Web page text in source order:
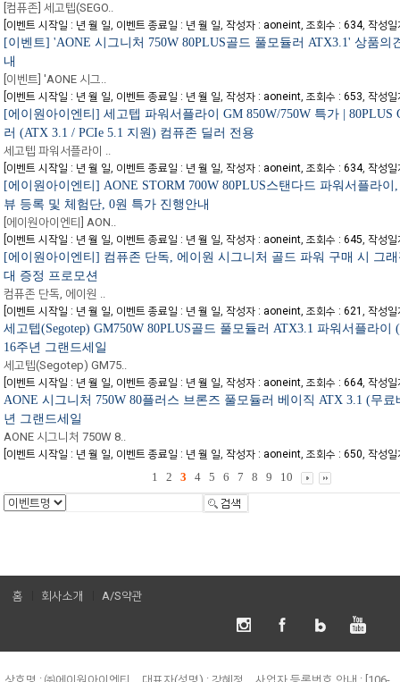
[컴퓨존] 세고텝(SEGO..
이벤트 시작일 : 년 월 일, 이벤트 종료일 : 년 월 일,작성자 : aoneint,조회수 : 634,작성
[이벤트] 'AONE 시그니처 750W 80PLUS골드 풀모듈러 ATX3.1' 상품의
내
[이벤트] 'AONE 시그..
이벤트 시작일 : 년 월 일, 이벤트 종료일 : 년 월 일,작성자 : aoneint,조회수 : 653,작성
[에이원아이엔티] 세고텝 파워서플라이 GM 850W/750W 특가 | 80PLUS
러 (ATX 3.1 / PCIe 5.1 지원) 컴퓨존 딜러 전용
세고텝 파워서플라이 ..
이벤트 시작일 : 년 월 일, 이벤트 종료일 : 년 월 일,작성자 : aoneint,조회수 : 634,작성
[에이원아이엔티] AONE STORM 700W 80PLUS스탠다드 파워서플라이
뷰 등록 및 체험단, 0원 특가 진행안내
[에이원아이엔티] AON..
이벤트 시작일 : 년 월 일, 이벤트 종료일 : 년 월 일,작성자 : aoneint,조회수 : 645,작성
[에이원아이엔티] 컴퓨존 단독, 에이원 시그니처 골드 파워 구매 시 그
대 증정 프로모션
컴퓨존 단독, 에이원 ..
이벤트 시작일 : 년 월 일, 이벤트 종료일 : 년 월 일,작성자 : aoneint,조회수 : 621,작성
세고텝(Segotep) GM750W 80PLUS골드 풀모듈러 ATX3.1 파워서플라이
16주년 그랜드세일
세고텝(Segotep) GM75..
이벤트 시작일 : 년 월 일, 이벤트 종료일 : 년 월 일,작성자 : aoneint,조회수 : 664,작성
AONE 시그니처 750W 80플러스 브론즈 풀모듈러 베이직 ATX 3.1 (무료
년 그랜드세일
AONE 시그니처 750W 8..
이벤트 시작일 : 년 월 일, 이벤트 종료일 : 년 월 일,작성자 : aoneint,조회수 : 650,작성
1 2 3 4 5 6 7 8 9 10
홈 회사소개 A/S약관